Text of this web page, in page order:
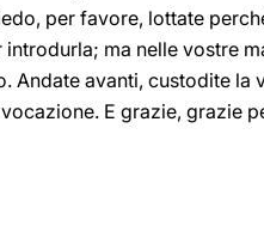
per favore, lottate
ma nelle vostre
Andate avanti, custodite
E grazie, grazie